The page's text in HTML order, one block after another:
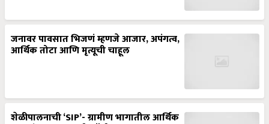
जनावर पावसात भिजणं म्हणजे आजार, अपंगत्व,
आर्थिक तोटा आणि मृत्यूची चाहूल
शेळीपालनाची ‘SIP’- ग्रामीण भागातील आर्थिक